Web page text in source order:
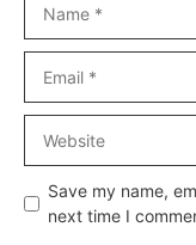
Save my name,
next time I